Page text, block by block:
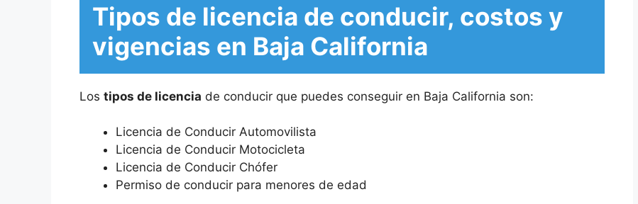
Tipos de licencia de conducir, costos y
vigencias en Baja California
Los tipos de licencia de conducir que puedes conseguir en Baja California son:
Licencia de Conducir Automovilista
Licencia de Conducir Motocicleta
Licencia de Conducir Chófer
Permiso de conducir para menores de edad